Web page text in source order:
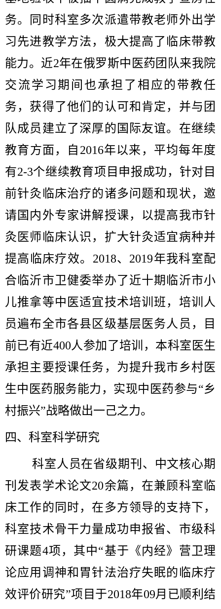
务。同时科室多次派遣带教老师外出学
习先进教学方法，极大提高了临床带教
能力。近2年在俄罗斯中医药团队来我院
交流学习期间也承担了相应的带教任
务，获得了他们的认可和肯定，并与团
队成员建立了深厚的国际友谊。在继续
教育方面，自2016年以来，平均每年度
有2-3个继续教育项目申报成功，针对目
前针灸临床治疗的诸多问题和现状，邀
请国内外专家讲解授课，以提高我市针
灸医师临床认识，扩大针灸适宜病种并
提高临床疗效。2018、2019年我科室配
合临沂市卫健委举办了近十期临沂市小
儿推拿等中医适宜技术培训班，培训人
员遍布全市各县区级基层医务人员，目
前已有近400人参加了培训，本科室医生
承担主要授课任务，为提升我市乡村医
生中医药服务能力，实现中医药参与“乡
村振兴”战略做出一己之力。
四、科室科学研究
科室人员在省级期刊、中文核心期
刊发表学术论文20余篇，在兼顾科室临
床工作的同时，在多方领导的支持下，
科室技术骨干力量成功申报省、市级科
研课题4项，其中“基于《内经》营卫理
论应用调神和胃针法治疗失眠的临床疗
效评价研究”项目于2018年09月已顺利结